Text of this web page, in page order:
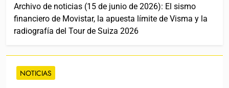
Archivo de noticias (15 de junio de 2026): El sismo
financiero de Movistar, la apuesta límite de Visma y la
radiografía del Tour de Suiza 2026
NOTICIAS